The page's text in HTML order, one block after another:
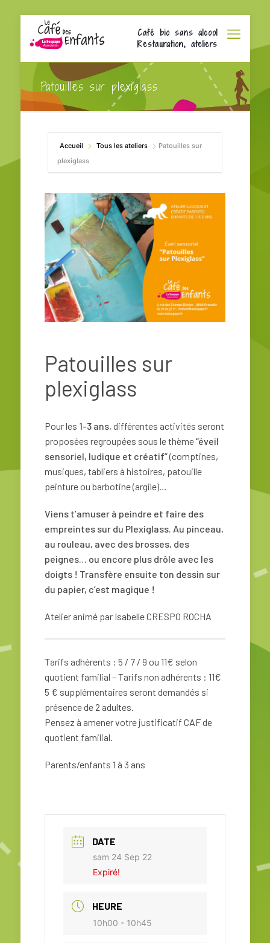
Café bio sans alcool
Restauration, ateliers
Patouilles sur plexiglass
Accueil Tous les ateliers
Patouilles sur
plexiglass
Patouilles sur
plexiglass
Pour les 1-3 ans, différentes activités seront
proposées regroupées sous le thème“éveil
sensoriel, ludique et créatif”(comptines,
musiques, tabliers à histoires, patouille
peinture ou barbotine (argile)…
Viens t’amuser à peindre et faire des
empreintes sur du Plexiglass. Au pinceau,
au rouleau, avec des brosses, des
peignes… ou encore plus drôle avec les
doigts ! Transfère ensuite ton dessin sur
du papier, c’est magique !
Atelier animé par Isabelle CRESPO ROCHA
Tarifs adhérents : 5 / 7 / 9 ou 11€ selon
quotient familial – Tarifs non adhérents : 11€
5 € supplémentaires seront demandés si
présence de 2 adultes.
Pensez à amener votre justificatif CAF de
quotient familial.
Parents/enfants 1 à 3 ans
DATE
sam 24 Sep 22
Expiré!
HEURE
10h00 - 10h45